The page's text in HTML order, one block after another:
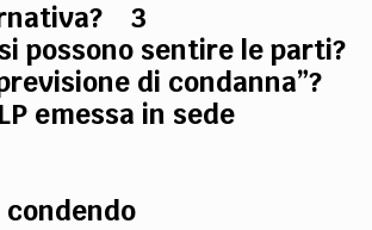
3
possono sentire le parti?
di condanna”?
emessa in sede